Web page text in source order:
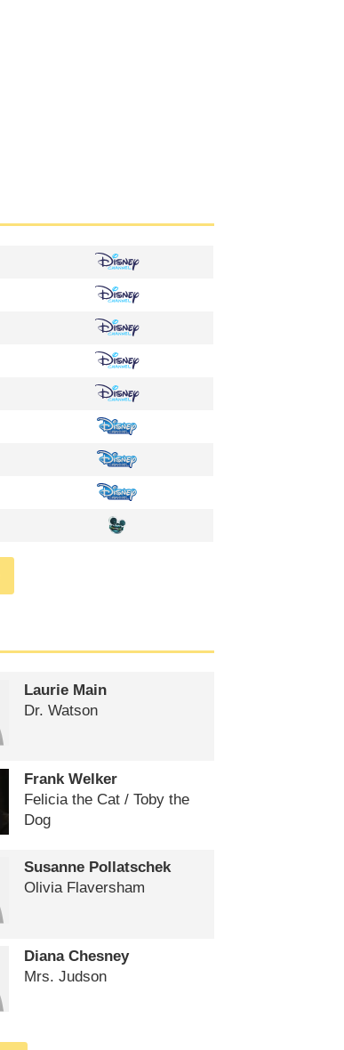
Laurie Main
Dr. Watson
Frank Welker
Felicia the Cat /​ Toby the
Dog
Susanne Pollatschek
Olivia Flaversham
Diana Chesney
Mrs. Judson